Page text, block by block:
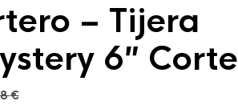
– Tijera
6″ Corte
€